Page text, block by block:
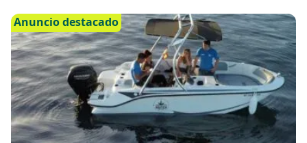
Anuncio destacado